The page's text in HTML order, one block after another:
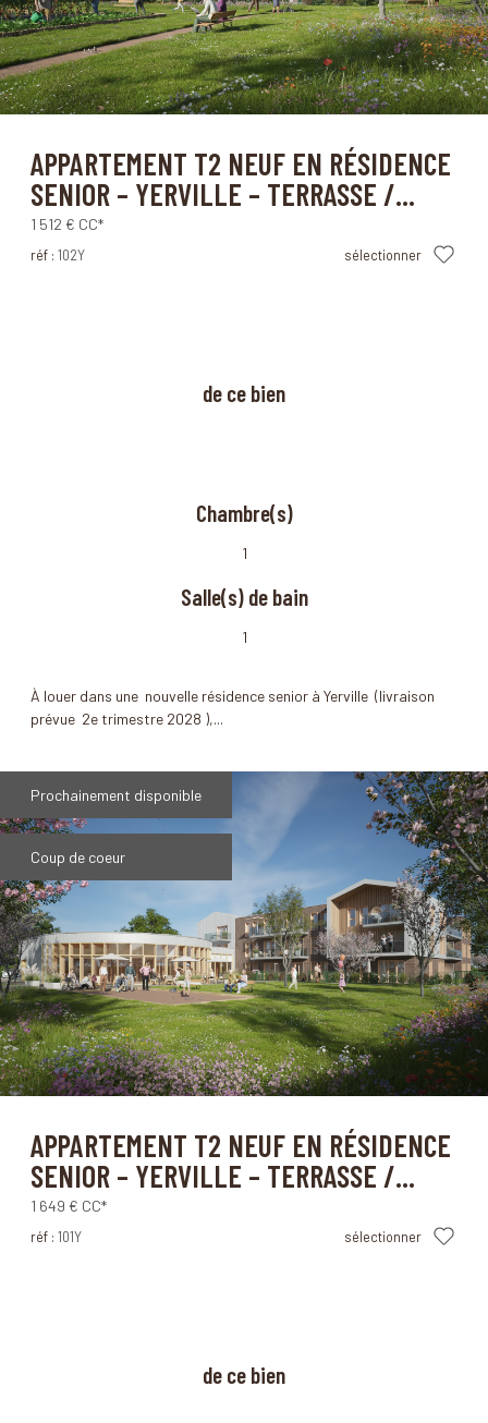
de ce bien
Chambre(s)
1
Salle(s) de bain
1
À louer dans une nouvelle résidence senior à Yerville (livraison
prévue 2e trimestre 2028 ),...
APPARTEMENT T2 NEUF EN RÉSIDENCE
SENIOR – YERVILLE – TERRASSE /...
1 512 € CC*
réf : 102Y sélectionner
Prochainement disponible
Coup de coeur
de ce bien
APPARTEMENT T2 NEUF EN RÉSIDENCE
SENIOR – YERVILLE – TERRASSE /...
1 649 € CC*
réf : 101Y sélectionner